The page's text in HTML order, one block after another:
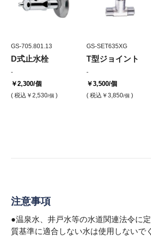
GS-705.801.13
D式止水栓
-
￥2,300/個
( 税込 ￥2,530/個 )
GS-SET635XG
T型ジョイント
-
￥3,500/個
( 税込 ￥3,850/個 )
注意事項
●温泉水、井戸水等の水道関連法令に
質基準に適合しない水は使用しないで